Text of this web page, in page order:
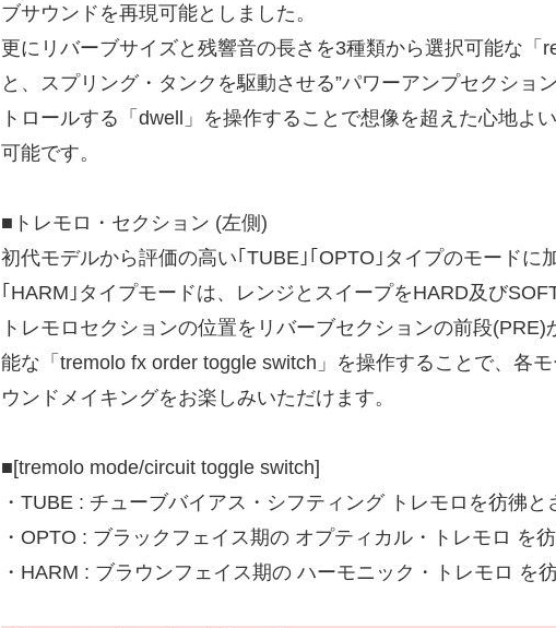
ブサウンドを再現可能としました。
更にリバーブサイズと残響音の長さを3種類から選択可能な「
と、スプリング・タンクを駆動させる”パワーアンプセクショ
トロールする「dwell」を操作することで想像を超えた心地よ
可能です。
■トレモロ・セクション (左側)
初代モデルから評価の高い｢TUBE｣｢OPTO｣タイプのモードに
｢HARM｣タイプモードは、レンジとスイープをHARD及び
トレモロセクションの位置をリバーブセクションの前段
能な「tremolo fx order toggle switch」を操作することで、各
ウンドメイキングをお楽しみいただけます。
■[tremolo mode/circuit toggle switch]
・TUBE : チューブバイアス・シフティング トレモロを彷彿と
・OPTO : ブラックフェイス期の オプティカル・トレモロ を
・HARM : ブラウンフェイス期の ハーモニック・トレモロ を